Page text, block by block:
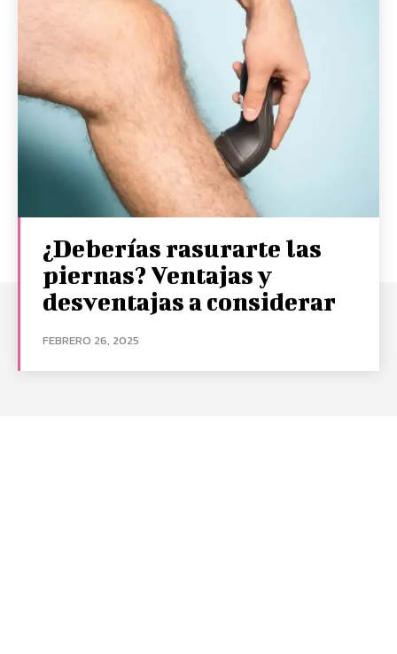
¿Deberías rasurarte las
piernas? Ventajas y
desventajas a considerar
FEBRERO 26, 2025